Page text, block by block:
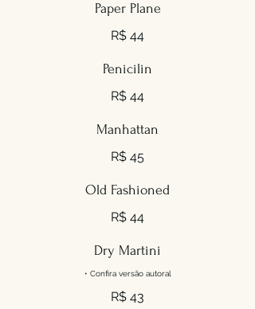
Paper Plane
R$ 44
Penicilin
R$ 44
Manhattan
R$ 45
Old Fashioned
R$ 44
Dry Martini
• Confira versão autoral
R$ 43